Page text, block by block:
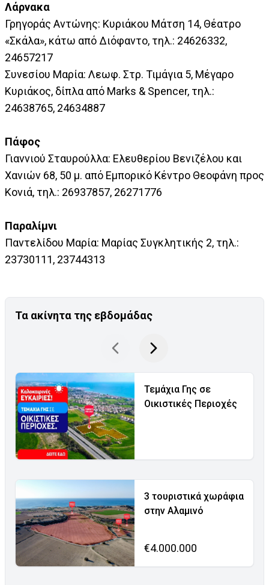
Λάρνακα
Γρηγοράς Αντώνης: Κυριάκου Μάτση 14, Θέατρο
«Σκάλα», κάτω από Διόφαντο, τηλ.: 24626332,
24657217
Συνεσίου Μαρία: Λεωφ. Στρ. Τιμάγια 5, Μέγαρο
Κυριάκος, δίπλα από Marks & Spencer, τηλ.:
24638765, 24634887
Πάφος
Γιαννιού Σταυρούλλα: Ελευθερίου Βενιζέλου και
Χανιών 68, 50 μ. από Εμπορικό Κέντρο Θεοφάνη προς
Κονιά, τηλ.: 26937857, 26271776
Παραλίμνι
Παντελίδου Μαρία: Μαρίας Συγκλητικής 2, τηλ.:
23730111, 23744313
Τα ακίνητα της εβδομάδας
Τεμάχια Γης σε
Οικιστικές Περιοχές
3 τουριστικά χωράφια
στην Αλαμινό
€4.000.000